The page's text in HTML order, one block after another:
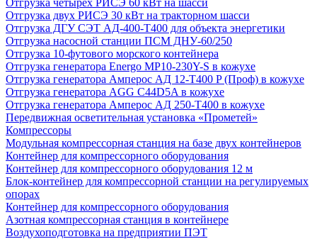
Отгрузка четырех РИСЭ 60 кВт на шасси
Отгрузка двух РИСЭ 30 кВт на тракторном шасси
Отгрузка ДГУ СЭТ АД-400-Т400 для объекта энергетики
Отгрузка насосной станции ПСМ ДНУ-60/250
Отгрузка 10-футового морского контейнера
Отгрузка генератора Energo MP10-230Y-S в кожухе
Отгрузка генератора Амперос АД 12-Т400 P (Проф) в кожухе
Отгрузка генератора AGG C44D5A в кожухе
Отгрузка генератора Амперос АД 250-Т400 в кожухе
Передвижная осветительная установка «Прометей»
Компрессоры
Модульная компрессорная станция на базе двух контейнеров
Контейнер для компрессорного оборудования
Контейнер для компрессорного оборудования 12 м
Блок-контейнер для компрессорной станции на регулируемых
опорах
Контейнер для компрессорного оборудования
Азотная компрессорная станция в контейнере
Воздухоподготовка на предприятии ПЭТ